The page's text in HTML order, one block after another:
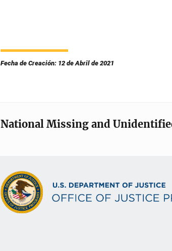
Fecha de Creación: 12 de Abril de 2021
National Missing and